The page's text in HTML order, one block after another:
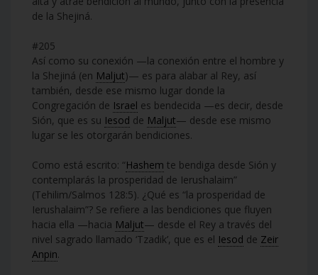
de la Shejiná.
#205
Así como su conexión —la conexión entre el hombre y
la Shejiná (en Maljut)— es para alabar al Rey, así
también, desde ese mismo lugar donde la
Congregación de Israel es bendecida —es decir, desde
Sión, que es su Iesod de Maljut— desde ese mismo
lugar se les otorgarán bendiciones.
Como está escrito: “Hashem te bendiga desde Sión y
contemplarás la prosperidad de Ierushalaim”
(Tehilim/Salmos 128:5). ¿Qué es “la prosperidad de
Ierushalaim”? Se refiere a las bendiciones que fluyen
hacia ella —hacia Maljut— desde el Rey a través del
nivel sagrado llamado ‘Tzadik’, que es el Iesod de Zeir
Anpin.